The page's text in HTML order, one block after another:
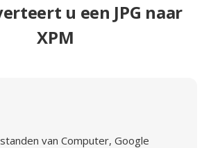
u een JPG naar
XPM
van Computer, Google